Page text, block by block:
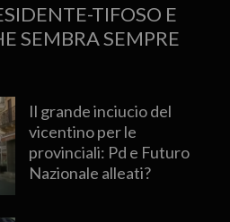
TIFOSO E
SEMBRA SEMPRE
Il grande inciucio del
vicentino per le
provinciali: Pd e Futuro
Nazionale alleati?